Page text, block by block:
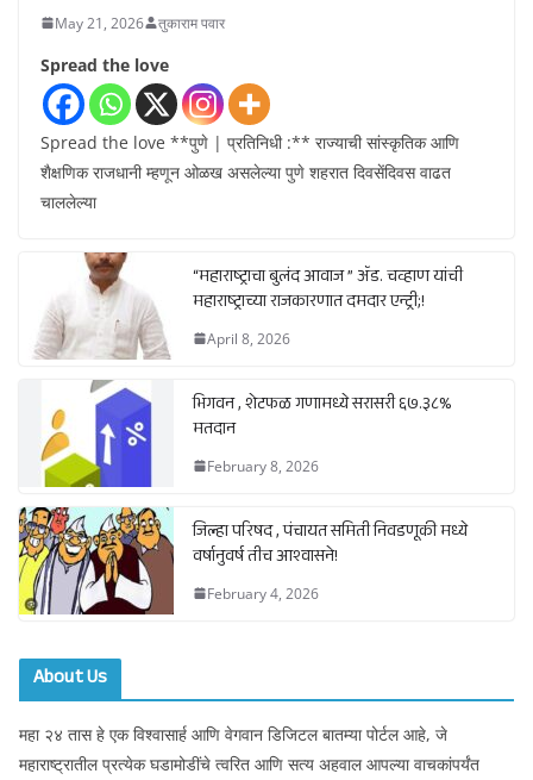
May 21, 2026 तुकाराम पवार
Spread the love
Spread the love **पुणे | प्रतिनिधी :** राज्याची सांस्कृतिक आणि
शैक्षणिक राजधानी म्हणून ओळख असलेल्या पुणे शहरात दिवसेंदिवस वाढत
चाललेल्या
“महाराष्ट्राचा बुलंद आवाज ” ॲड. चव्हाण यांची
महाराष्ट्राच्या राजकारणात दमदार एन्ट्री;!
April 8, 2026
भिगवन , शेटफळ गणामध्ये सरासरी ६७.३८%
मतदान
February 8, 2026
जिल्हा परिषद , पंचायत समिती निवडणूकी मध्ये
वर्षानुवर्ष तीच आश्वासने!
February 4, 2026
About Us
महा २४ तास हे एक विश्वासार्ह आणि वेगवान डिजिटल बातम्या पोर्टल आहे, जे
महाराष्ट्रातील प्रत्येक घडामोडींचे त्वरित आणि सत्य अहवाल आपल्या वाचकांपर्यंत